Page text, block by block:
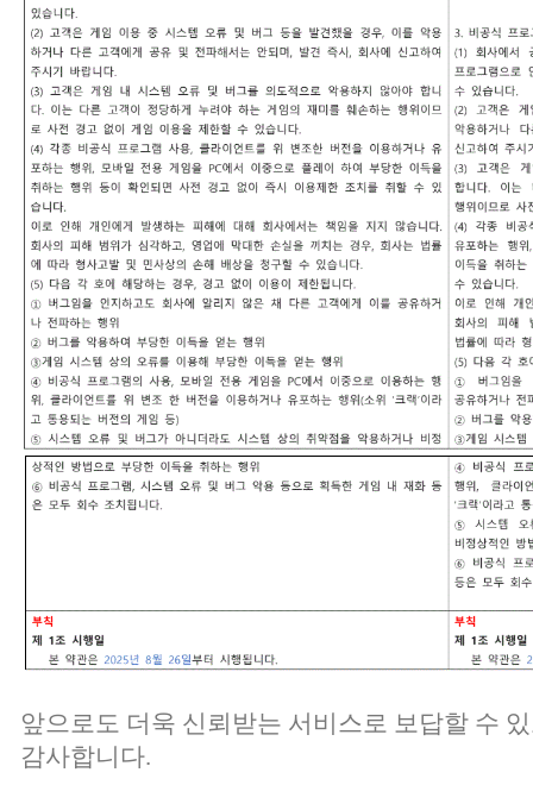
앞으로도 더욱 신뢰받는 서비스로 보답할 수
감사합니다.